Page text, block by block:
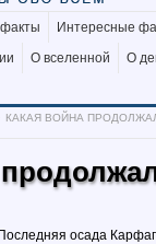
Интересные
О вселенной О
КАКАЯ ВОЙНА
осада